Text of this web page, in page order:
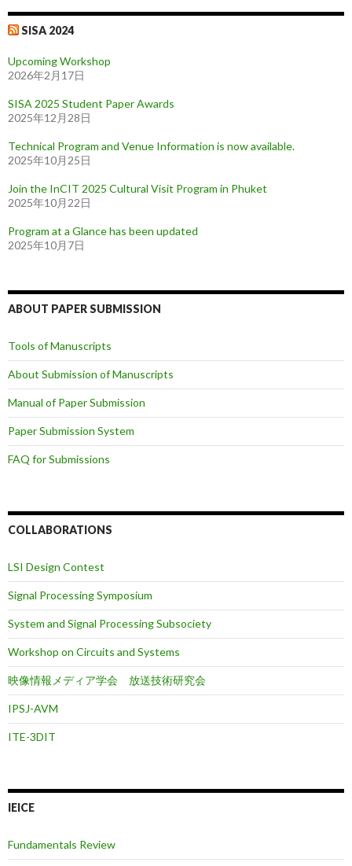
SISA 2024
Upcoming Workshop
2026年2月17日
SISA 2025 Student Paper Awards
2025年12月28日
Technical Program and Venue Information is now available.
2025年10月25日
Join the InCIT 2025 Cultural Visit Program in Phuket
2025年10月22日
Program at a Glance has been updated
2025年10月7日
ABOUT PAPER SUBMISSION
Tools of Manuscripts
About Submission of Manuscripts
Manual of Paper Submission
Paper Submission System
FAQ for Submissions
COLLABORATIONS
LSI Design Contest
Signal Processing Symposium
System and Signal Processing Subsociety
Workshop on Circuits and Systems
映像情報メディア学会 放送技術研究会
IPSJ-AVM
ITE-3DIT
IEICE
Fundamentals Review